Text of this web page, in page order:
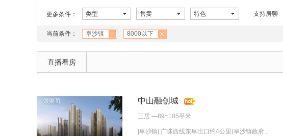
更多条件： 类型 售卖 特色 支持房聊
当前条件： 阜沙镇 8000以下
直播看房
中山融创城
三居 —89~105平米
[阜沙镇] 广珠西线东阜出口约4公里(阜沙镇政府...